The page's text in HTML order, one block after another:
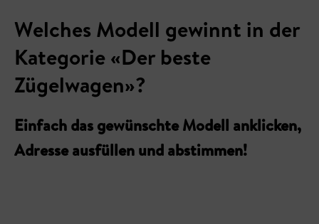
Welches Modell gewinnt in der
Kategorie «Der beste
Zügelwagen»?
Einfach das gewünschte Modell anklicken,
Adresse ausfüllen und abstimmen!